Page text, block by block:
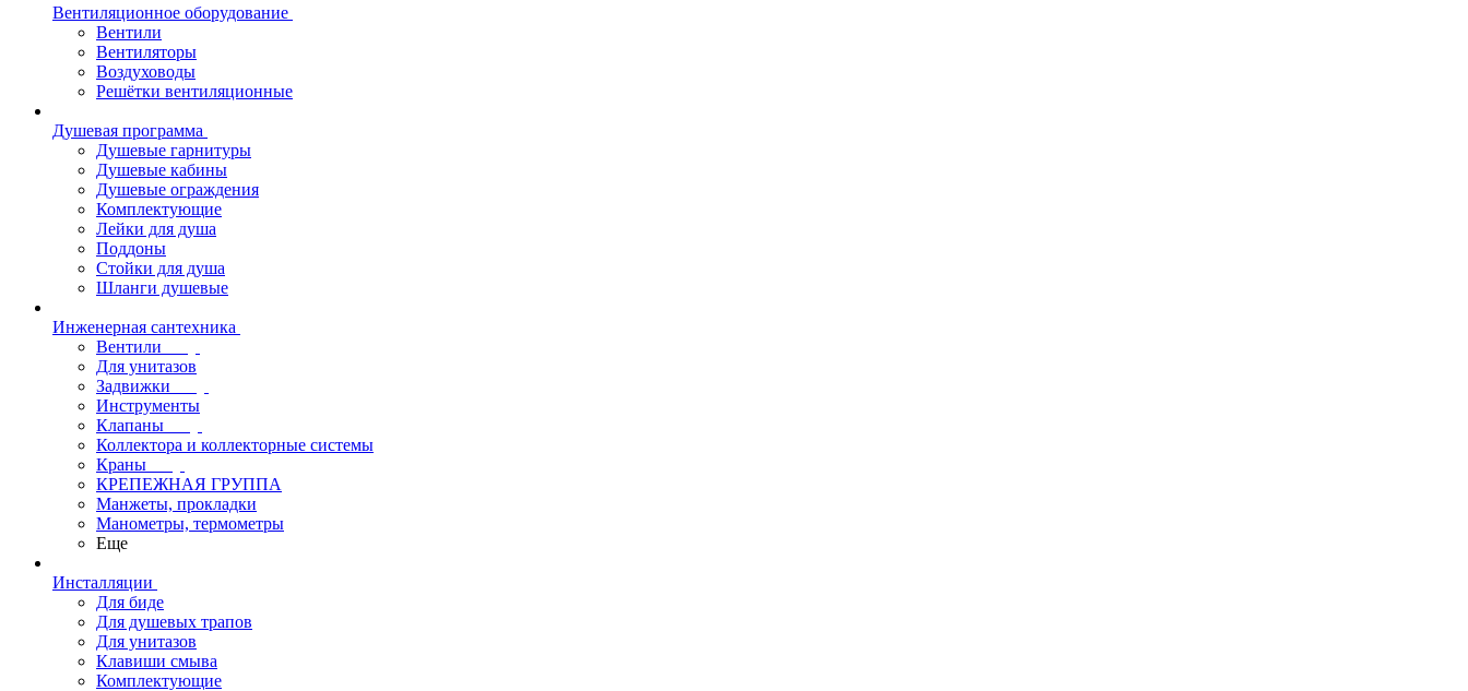
Вентиляционное оборудование
Вентили
Вентиляторы
Воздуховоды
Решётки вентиляционные
Душевая программа
Душевые гарнитуры
Душевые кабины
Душевые ограждения
Комплектующие
Лейки для душа
Поддоны
Стойки для душа
Шланги душевые
Инженерная сантехника
Вентили
Для унитазов
Задвижки
Инструменты
Клапаны
Коллектора и коллекторные системы
Краны
КРЕПЕЖНАЯ ГРУППА
Манжеты, прокладки
Манометры, термометры
Еще
Инсталляции
Для биде
Для душевых трапов
Для унитазов
Клавиши смыва
Комплектующие